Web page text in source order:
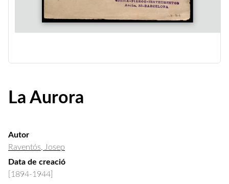
La Aurora
Autor
Raventós, Josep
Data de creació
[1894-1944]